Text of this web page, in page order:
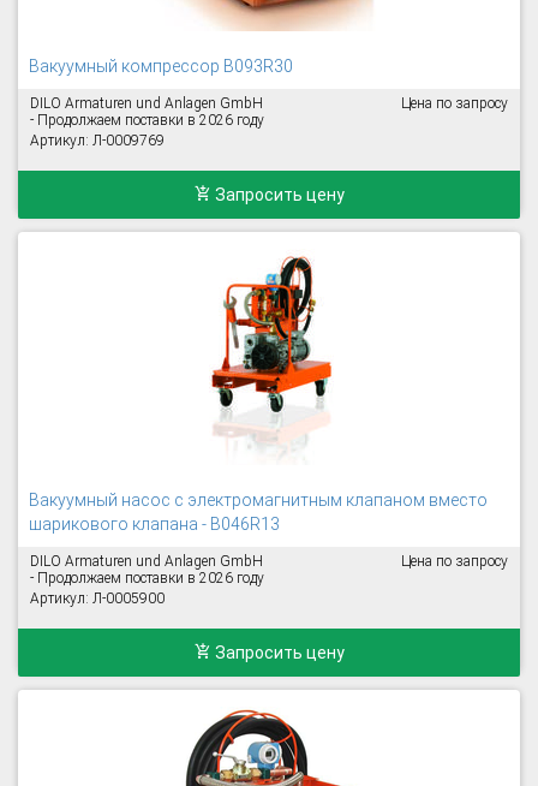
Вакуумный компрессор B093R30
DILO Armaturen und Anlagen GmbH
- Продолжаем поставки в 2026 году
Артикул: Л-0009769
Цена по запросу
Запросить цену
Вакуумный насос с электромагнитным клапаном вместо
шарикового клапана - B046R13
DILO Armaturen und Anlagen GmbH
- Продолжаем поставки в 2026 году
Артикул: Л-0005900
Цена по запросу
Запросить цену